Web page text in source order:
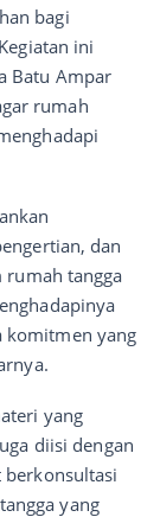
bagi
ini
Batu Ampar
rumah
dan
rumah tangga
komitmen yang
yang
diisi dengan
berkonsultasi
yang